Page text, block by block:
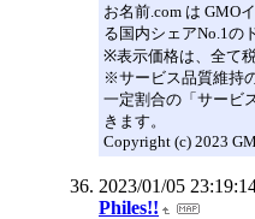
お名前.com は GMO
る国内シェアNo.1の
※表示価格は、全て税
※サービス品質維持
一定割合の「サービ
きます。
Copyright (c) 2023
2023/01/05
Philes!!